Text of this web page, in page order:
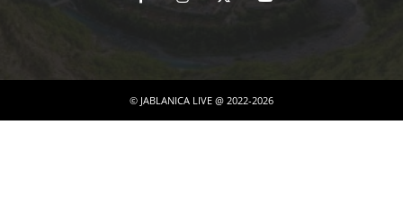
© JABLANICA LIVE @ 2022-2026